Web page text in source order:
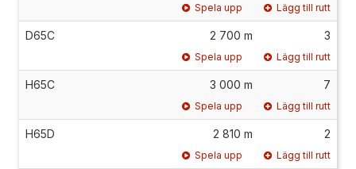
Spela upp Lägg till rutt
D65C 2 700 m 3
Spela upp Lägg till rutt
H65C 3 000 m 7
Spela upp Lägg till rutt
H65D 2 810 m 2
Spela upp Lägg till rutt